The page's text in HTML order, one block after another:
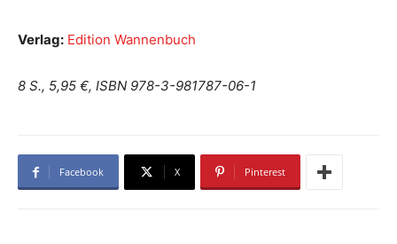
Verlag: Edition Wannenbuch
8 S., 5,95 €, ISBN 978-3-981787-06-1
Facebook X Pinterest